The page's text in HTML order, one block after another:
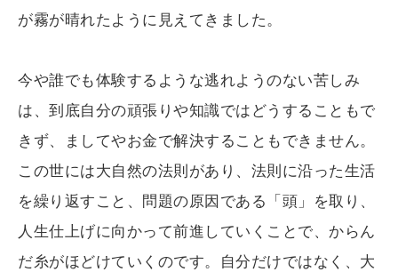
が霧が晴れたように見えてきました。
今や誰でも体験するような逃れようのない苦しみ
は、到底自分の頑張りや知識ではどうすることもで
きず、ましてやお金で解決することもできません。
この世には大自然の法則があり、法則に沿った生活
を繰り返すこと、問題の原因である「頭」を取り、
人生仕上げに向かって前進していくことで、からん
だ糸がほどけていくのです。自分だけではなく、大